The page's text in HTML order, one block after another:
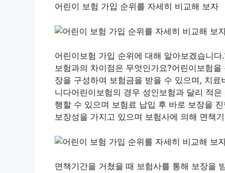
어린이 보험 가입 순위를 자세히 비교해 보자
어린이보험 가입 순위에 대해 알아보겠습니
보험과의 차이점은 무엇인가요?어린이보험
장을 구성하여 보험금을 받을 수 있으며, 치
니다어린이보험의 경우 성인보험과 달리 적
행할 수 있으며 보험료 납입 후 바로 보장을
보장성을 가지고 있으며 보험사에 의해 면책
면책기간을 거쳤을 때 보험사를 통해 보장을